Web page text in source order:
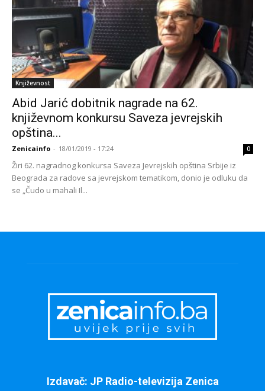
Književnost
Abid Jarić dobitnik nagrade na 62.
književnom konkursu Saveza jevrejskih
opština...
Zenicainfo - 18/01/2019 - 17:24 0
Žiri 62. nagradnog konkursa Saveza Jevrejskih opština Srbije iz
Beograda za radove sa jevrejskom tematikom, donio je odluku da
se „Čudo u mahali Il...
Izdavač: JP Radio-televizija Zenica